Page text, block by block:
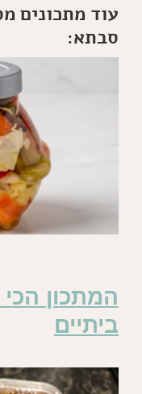
עוד מתכונים
סבתא:
המתכון
ביתיים